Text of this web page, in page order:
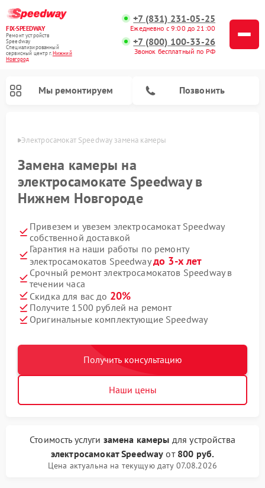
FIX-SPEEDWAY
Ремонт устройств
Speedway
Специализированный
cервисный центр г.Нижний
Новгород
+7 (831) 231-05-25
Ежедневно с 9:00 до 21:00
+7 (800) 100-33-26
Звонок бесплатный по РФ
Мы ремонтируем Позвонить
Электросамокат Speedway замена камеры
Замена камеры на
электросамокате Speedway в
Нижнем Новгороде
Привезем и увезем электросамокат Speedway
собственной доставкой
Гарантия на наши работы по ремонту
электросамокатов Speedwayдо 3-х лет
Срочный ремонт электросамокатов Speedway в
течении часа
Скидка для вас до 20%
Получите 1500 рублей на ремонт
Оригинальные комплектующие Speedway
Получить консультацию
Наши цены
Стоимость услуги замена камеры для устройства
электросамокат Speedway от 800 руб.
Цена актуальна на текущую дату 07.08.2026